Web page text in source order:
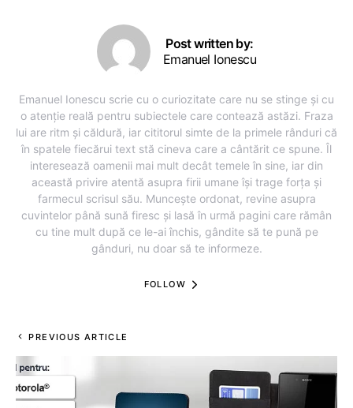
Post written by:
Emanuel Ionescu
Emanuel Ionescu scrie cu o curiozitate care nu se stinge și cu
o atenție reală pentru subiectele care contează astăzi. Fraza
lui are ritm și căldură, iar cititorul simte de la primele rânduri că
în spatele fiecărui text stă cineva care a cântărit ce spune. Îl
interesează oamenii mai mult decât temele în sine, iar din
această privire atentă asupra firii umane își trage forța și
farmecul scrisul său. Muncește ordonat, revine asupra
cuvintelor până sună firesc și lasă în urmă pagini care rămân
cu tine mult după ce le-ai închis, gândite să te pună pe
gânduri, nu doar să te informeze.
FOLLOW
PREVIOUS ARTICLE